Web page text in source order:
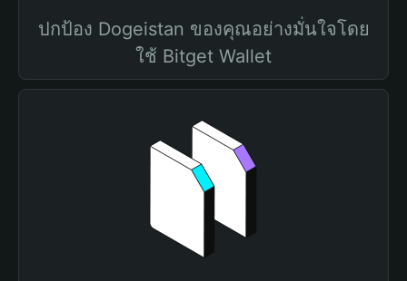
ปกป้อง Dogeistan ของคุณอย่างมั่นใจโดย
ใช้ Bitget Wallet